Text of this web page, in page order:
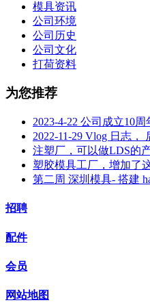
模具资讯
公司环境
公司历史
公司文化
打荷资料
为您推荐
2023-4-22 公司成立10
2022-11-29 Vlog 日志，
注塑厂，可以做LDS的
塑胶模具工厂，增加了
第二周 深圳模具- 搭建
招聘
配件
会员
网站地图